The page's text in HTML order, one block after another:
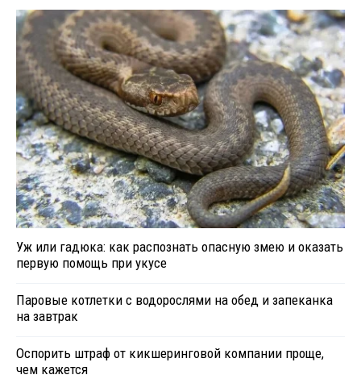
Уж или гадюка: как распознать опасную змею и оказать
первую помощь при укусе
Паровые котлетки с водорослями на обед и запеканка
на завтрак
Оспорить штраф от кикшеринговой компании проще,
чем кажется